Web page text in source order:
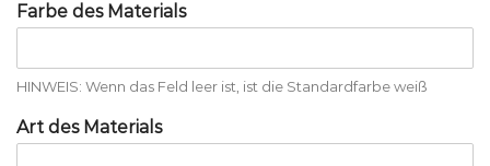
Farbe des Materials
HINWEIS: Wenn das Feld leer ist, ist die Standardfarbe weiß
Art des Materials